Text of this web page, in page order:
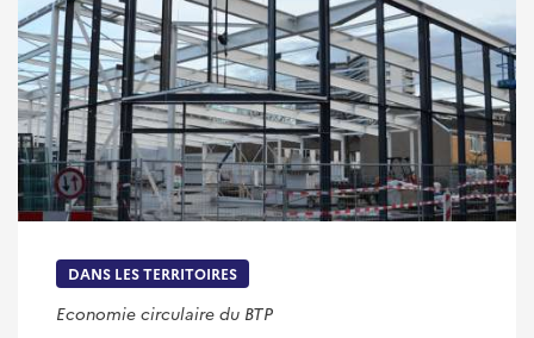
DANS LES TERRITOIRES
Economie circulaire du BTP